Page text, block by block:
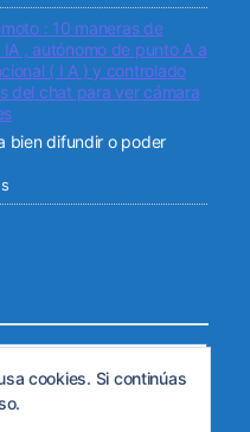
: 10 maneras de
, autónomo de punto A a
( I A ) y controlado
del chat para ver cámara
bien difundir o poder
cookies. Si continúas